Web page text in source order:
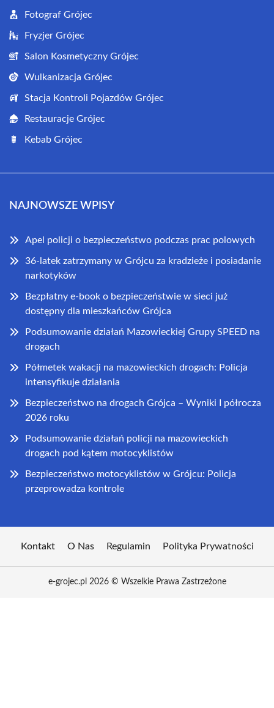
Fotograf Grójec
Fryzjer Grójec
Salon Kosmetyczny Grójec
Wulkanizacja Grójec
Stacja Kontroli Pojazdów Grójec
Restauracje Grójec
Kebab Grójec
NAJNOWSZE WPISY
Apel policji o bezpieczeństwo podczas prac polowych
36-latek zatrzymany w Grójcu za kradzieże i posiadanie
narkotyków
Bezpłatny e-book o bezpieczeństwie w sieci już
dostępny dla mieszkańców Grójca
Podsumowanie działań Mazowieckiej Grupy SPEED na
drogach
Półmetek wakacji na mazowieckich drogach: Policja
intensyfikuje działania
Bezpieczeństwo na drogach Grójca – Wyniki I półrocza
2026 roku
Podsumowanie działań policji na mazowieckich
drogach pod kątem motocyklistów
Bezpieczeństwo motocyklistów w Grójcu: Policja
przeprowadza kontrole
Kontakt O Nas Regulamin Polityka Prywatności
e-grojec.pl 2026 © Wszelkie Prawa Zastrzeżone